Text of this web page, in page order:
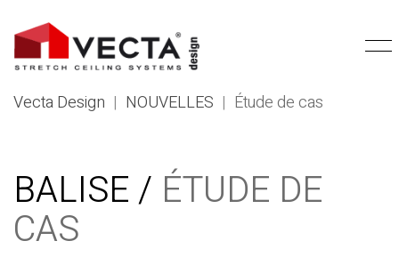
Vecta Design | NOUVELLES | Étude de cas
BALISE / ÉTUDE DE
CAS